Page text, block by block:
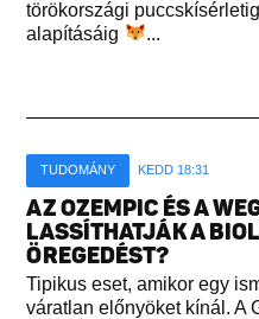
törökországi puccskísérletig
alapításáig
...
TUDOMÁNY KEDD 18:31
AZ OZEMPIC ÉS A
LASSÍTHATJÁK A
ÖREGEDÉST?
Tipikus eset, amikor egy
váratlan előnyöket kínál. A